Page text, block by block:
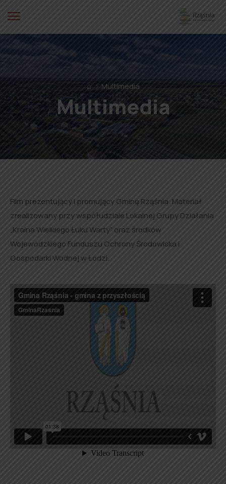
⌂ Multimedia
Multimedia
Film prezentujący i promujący Gminę Rząśnia. Materiał
zrealizowany przy współudziale Lokalnej Grupy Działania
„Kraina Wielkiego Łuku Warty” oraz środków
Wojewódzkiego Funduszu Ochrony Środowiska i
Gospodarki Wodnej w Łodzi.